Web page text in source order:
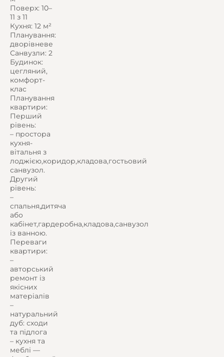
Поверх: 10–
11 з 11
Кухня: 12 м²
Планування:
дворівневе
Санвузли: 2
Будинок:
цегляний,
комфорт-
клас
Планування
квартири:
Перший
рівень:
– простора
кухня-
вітальня з
лоджією,коридор,кладова,гостьовий
санвузол.
Другий
рівень:
–
спальня,дитяча
або
кабінет,гардеробна,кладова,санвузол
із ванною.
Переваги
квартири:
–
авторський
ремонт із
якісних
матеріалів
–
натуральний
дуб: сходи
та підлога
– кухня та
меблі —